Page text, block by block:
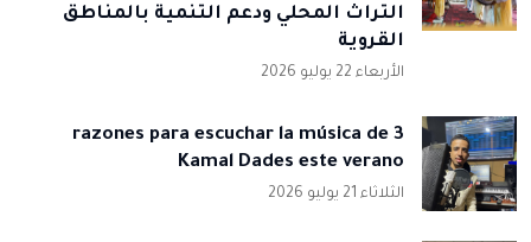
التراث المحلي ودعم التنمية بالمناطق
القروية
الأربعاء 22 يوليو 2026
3 razones para escuchar la música de
Kamal Dades este verano
الثلاثاء 21 يوليو 2026